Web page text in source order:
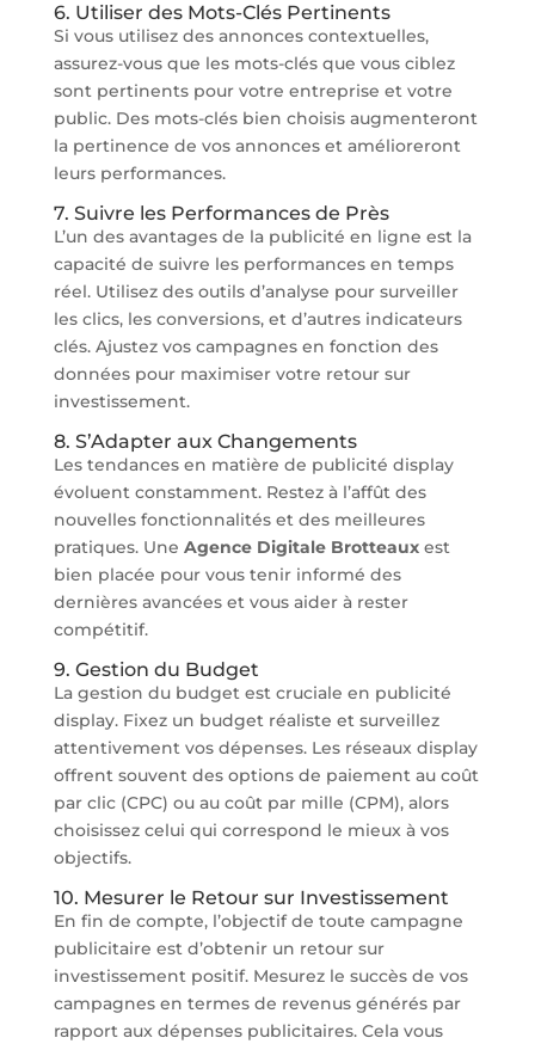
6. Utiliser des Mots-Clés Pertinents
Si vous utilisez des annonces contextuelles,
assurez-vous que les mots-clés que vous ciblez
sont pertinents pour votre entreprise et votre
public. Des mots-clés bien choisis augmenteront
la pertinence de vos annonces et amélioreront
leurs performances.
7. Suivre les Performances de Près
L’un des avantages de la publicité en ligne est la
capacité de suivre les performances en temps
réel. Utilisez des outils d’analyse pour surveiller
les clics, les conversions, et d’autres indicateurs
clés. Ajustez vos campagnes en fonction des
données pour maximiser votre retour sur
investissement.
8. S’Adapter aux Changements
Les tendances en matière de publicité display
évoluent constamment. Restez à l’affût des
nouvelles fonctionnalités et des meilleures
pratiques. Une Agence Digitale Brotteauxest
bien placée pour vous tenir informé des
dernières avancées et vous aider à rester
compétitif.
9. Gestion du Budget
La gestion du budget est cruciale en publicité
display. Fixez un budget réaliste et surveillez
attentivement vos dépenses. Les réseaux display
offrent souvent des options de paiement au coût
par clic (CPC) ou au coût par mille (CPM), alors
choisissez celui qui correspond le mieux à vos
objectifs.
10. Mesurer le Retour sur Investissement
En fin de compte, l’objectif de toute campagne
publicitaire est d’obtenir un retour sur
investissement positif. Mesurez le succès de vos
campagnes en termes de revenus générés par
rapport aux dépenses publicitaires. Cela vous